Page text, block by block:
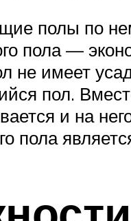
полы по
пола —
не имеет
пол.
и на
пола